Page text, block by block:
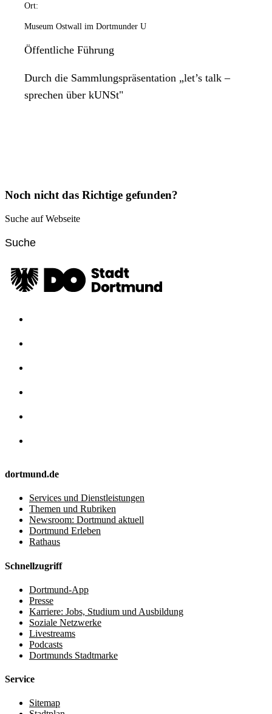
Ort:
Museum Ostwall im Dortmunder U
Öffentliche Führung
Durch die Sammlungspräsentation „let’s talk –
sprechen über kUNSt"
Noch nicht das Richtige gefunden?
Suche auf Webseite
dortmund.de
Services und Dienstleistungen
Themen und Rubriken
Newsroom: Dortmund aktuell
Dortmund Erleben
Rathaus
Schnellzugriff
Dortmund-App
Presse
Karriere: Jobs, Studium und Ausbildung
Soziale Netzwerke
Livestreams
Podcasts
Dortmunds Stadtmarke
Service
Sitemap